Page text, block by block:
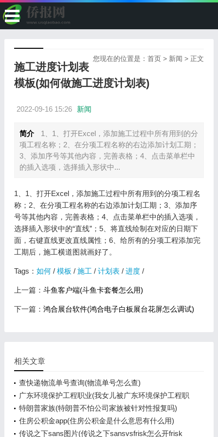
您现在的位置是：首页 > 新闻 > 正文
施工进度计划表
模板(如何做施工进度计划表)
2022-09-16 15:26 新闻
简介
1、1、打开Excel，添加施工过程中所有用到的分
项工程名称；2、在分项工程名称的右边添加计划工期；
3、添加序号等其他内容，完善表格；4、点击菜单栏中
的插入选项，选择插入形状中...
1、1、打开Excel，添加施工过程中所有用到的分项工程名
称；2、在分项工程名称的右边添加计划工期；3、添加序
号等其他内容，完善表格；4、点击菜单栏中的插入选项，
选择插入形状中的“直线”；5、将直线绘制在对应的日期下
面，右键直线更改直线属性；6、给所有的分项工程添加完
工期后，施工横道图就画好了。
Tags： 如何/ 模板 / 施工 / 计划表/ 进度/
上一篇： 斗鱼客户端(斗鱼卡套餐怎么用)
下一篇： 鸿合展台软件(鸿合电子白板展台花屏怎么调试)
相关文章
查快递物流单号查询(物流单号怎么查)
广东环境保护工程职业(我女儿被广东环境保护工程职
业学院资源
特朗普家族(特朗普不怕公司家族被针对性报复吗)
住房公积金app(住房公积金是什么意思有什么用)
传说之下sans图片(传说之下sansvsfrisk怎么开frisk